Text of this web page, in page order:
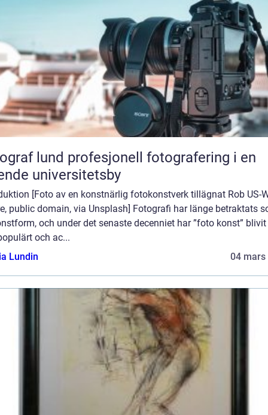
profesjonell fotografering i en
universitetsby
[Foto av en konstnärlig fotokonstverk tillägnat Rob US-
public domain, via Unsplash] Fotografi har länge betraktats
och under det senaste decenniet har ”foto konst”
och ac...
Lundin
04 mars